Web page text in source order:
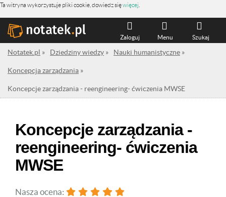
Ta witryna wykorzystuje pliki cookie, dowiedz sięwięcej
Szukaj
Menu
Zaloguj
Notatek.pl » Dziedziny wiedzy » Nauki humanistyczne »
Koncepcja zarządzania »
Koncepcje zarządzania - reengineering- ćwiczenia MWSE
Koncepcje zarządzania -
reengineering- ćwiczenia
MWSE
Nasza ocena: